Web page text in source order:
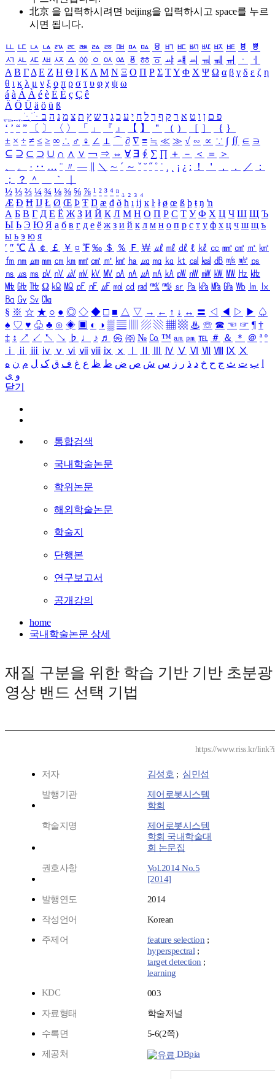
北京 을 입력하시려면 beijing을 입력하시고 space를 누르
시면 됩니다.
ㅥ ㅦ ㅧ ㅨ ㅩ ㅪ ㅫ ㅬ ㅭ ㅮ ㅯ ㅰ ㅱ ㅲ ㅳ ㅴ ㅵ ㅶ ㅷ ㅸ
ㅹ
ㅺ ㅻ ㅼ ㅽ ㅾ ㅿ ㆀ ㆁ ㆂ ㆃ ㆄ ㆅ ㆆ ㆇ ㆈ ㆉ ㆊ ㆋ ㆌ ㆍ
ㆎ
Α Β ΓΔ Ε Ζ Η Θ Ι ΚΛ Μ Ν Ξ Ο Π Ρ Σ ΤΥ Φ Χ Ψ Ω α β γ δ ε ζ η
θ ι κ λ μ ν ξ ο π ρ σ τ υ φ χ ψ ω
á à Á À é è É È ç Ç ê
Ä Ö Ü ä ö ü ß
ִֶֹ ֻּ ׁׂ פ ם ן ו ט א ר ק ף ך ל ח י ע כ ג ד ש ץ ת צ מ נ ה ב
‘ ’ “ ” 〔 〕 〈 〉 「 」 『 』 【 】 ＂ （ ） ［ ］ ｛ ｝
± × ÷ ≠ ≤ ≥ ∞ ∴ ♂ ♀ ∠ ⊥ ⌒ ∂ ∇ ≡ ≒ ≪ ≫ √ ∽ ∝ ∵ ∫ ∬ ∈ ∋
⊆ ⊇ ⊂ ⊃ ∪ ∩ ∧ ∨ ￢ ⇒ ⇔ ∀ ∃ ∮ ∑ ∏ ＋ － ＜ ＝
＞
、
。 · ‥ … ¨ 〃 ― ＼ ∼ ´ ～ ˇ ˘ ˝ ˚ ˙ ¸ ¡ ¿ ː ！ ＇ ， ． ／
：
；
？ ＾ ｀
½ ⅓ ⅔ ¼ ¾ ⅛ ⅜ ⅝ ⅞ ¹ ² ³ ⁴ ⁿ ₁ ₂ ₃ ₄
Æ Ð Ħ Ĳ Ł Ø Œ Þ Ŧ Ŋ æ đ ð ħ ı ĳ ĸ ŀ ł ø œ ß þ ŧ ŋ ŉ
А Б В Г Д Е Ё Ж З И Й К Л М Н О П Р С Т У Ф Х Ц Ч Ш Щ Ъ
Ы Ь Э Ю Я а б в г д е ё ж з и й к л м н о п р с т у ф х ц ч ш щ ъ
ы ь э ю я
′ ″ ℃ Å ￠ ￡ ￥ ¤ ℉ ‰ ＄ ％ Ｆ ￦ ㎕ ㎖ ㎗ ℓ ㎘ ㏄ ㎣ ㎤ ㎥ ㎦
㎙ ㎚ ㎛ ㎜ ㎝ ㎞ ㎟ ㎠ ㎡ ㎢ ㏊ ㎍ ㎎ ㎏ ㏏ ㎈ ㎉ ㏈ ㎧ ㎨ ㎰
㎱ ㎲ ㎳ ㎴ ㎵ ㎶ ㎷ ㎸ ㎹ ㎀ ㎁ ㎂ ㎃ ㎄ ㎺ ㎻ ㎽ ㎾ ㎿ ㎐ ㎑
㎒ ㎓ ㎔ Ω ㏀ ㏁ ㎊ ㎋ ㎌ ㏖ ㏅ ㎭ ㎮ ㎯ ㏛ ㎩ ㎪ ㎫ ㎬ ㏝ ㏐
㏓
㏃ ㏉ ㏜ ㏆
§ ※ ☆ ★ ○ ● ◎ ◇ ◆ □ ■ △ ▽ → ← ↑ ↓ ↔ 〓 ◁ ◀ ▷ ▶ ♤
♠ ♡ ♥ ♧ ♣ ⊙ ◈ ▣ ◐ ◑ ▒ ▤ ▨ ▧ ▦ ▩ ♨ ☏ ☎ ☜ ☞ ¶ †
‡ ↕ ↗ ↙ ↖ ↘ ♭ ♩ ♪ ♬ ㉿ ㈜ № ㏇ ™ ㏂ ㏘ ℡ ＃ ＆ ＊ ＠ ª º
ⅰ
ⅱ ⅲ ⅳ ⅴ ⅵ ⅶ ⅷ ⅸ ⅹ Ⅳ Ⅴ Ⅵ Ⅶ Ⅷ Ⅸ Ⅹ
ب ت ث ج ح خ د ذ ر ز س ش ص ض ط ظ ع غ ف ق ک ل م ن ه
و ی
닫기
통합검색
국내학술논문
학위논문
해외학술논문
학술지
단행본
연구보고서
공개강의
home
국내학술논문 상세
재질 구분을 위한 학습 기반 기반 초분광
영상 밴드 선택 기법
https://www.riss.kr/
저자 김성호 ; 심민섭
발행기관
제어로봇시스템
학회
학술지명
제어로봇시스템
학회 국내학술대
회 논문집
권호사항
Vol.2014 No.5
[2014]
발행연도 2014
작성언어 Korean
주제어 feature selection ;
hyperspectral;
target detection ;
learning
KDC
003
자료형태 학술저널
수록면 5-6(2쪽)
제공처 DBpia